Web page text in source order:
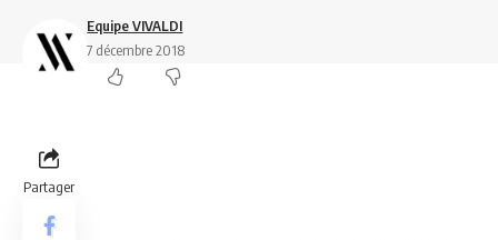
Equipe VIVALDI
7 décembre 2018
Partager